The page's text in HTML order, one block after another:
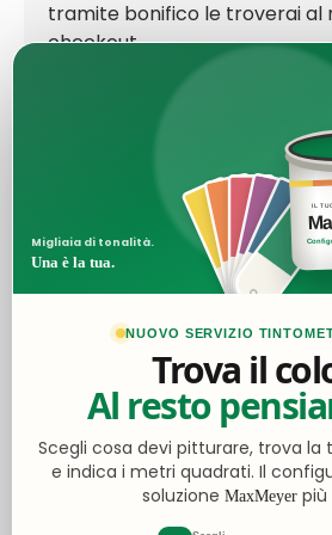
tramite bonifico le troverai al
checkout.
Ottimo
4,5 /5
2.062
Le nostre recensioni a 4
Clicca qui per
Precedente
Ieri
IL
Migliaia di tonalità.
Una è la tua.
NUOVO SERVIZIO
Trova il
Al resto
Scegli cosa devi pitturare, trova la
e indica i metri quadrati. Il
soluzione MaxMeyer più